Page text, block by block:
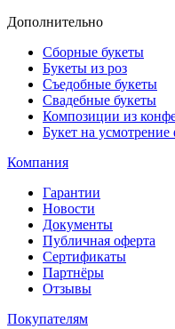
Дополнительно
Сборные букеты
Букеты из роз
Съедобные букеты
Свадебные букеты
Композиции из
Букет на усмотрение
Компания
Гарантии
Новости
Документы
Публичная оферта
Сертификаты
Партнёры
Отзывы
Покупателям